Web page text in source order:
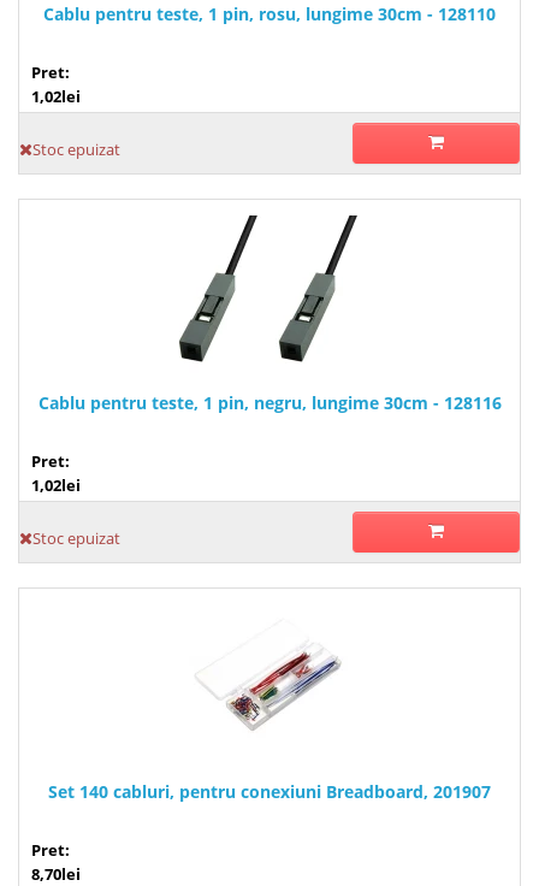
Cablu pentru teste, 1 pin, rosu, lungime 30cm - 128110
Pret:
1,02lei
Stoc epuizat
Cablu pentru teste, 1 pin, negru, lungime 30cm - 128116
Pret:
1,02lei
Stoc epuizat
Set 140 cabluri, pentru conexiuni Breadboard, 201907
Pret:
8,70lei